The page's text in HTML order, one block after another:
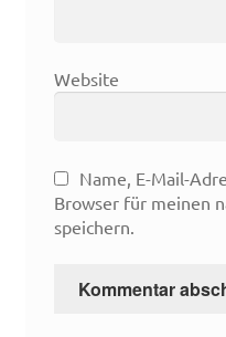
Website
Name, E-Mail-
Browser für meinen
speichern.